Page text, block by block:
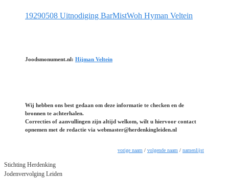
19290508 Uitnodiging BarMistWoh Hyman Veltein
Joodsmonument.nl: Hijman Veltein
Wij hebben ons best gedaan om deze informatie te checken en de
bronnen te achterhalen.
Correcties of aanvullingen zijn altijd welkom, wilt u hiervoor contact
opnemen met de redactie via webmaster@herdenkingleiden.nl
vorige naam / volgende naam / namenlijst
Stichting Herdenking
Jodenvervolging Leiden